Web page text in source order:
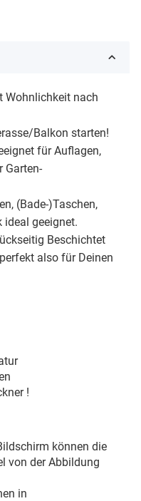
Wohnlichkeit nach
Balkon starten!
für Auflagen,
Garten-
(Bade-)Taschen,
ideal geeignet.
Beschichtet
also für Deinen
!
können die
von der Abbildung
in